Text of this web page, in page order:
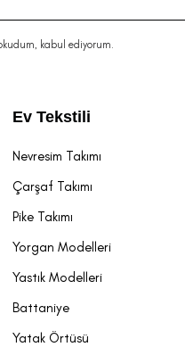
kabul ediyorum.
Ev Tekstili
Nevresim Takımı
Çarşaf Takımı
Pike Takımı
Yorgan Modelleri
Yastık Modelleri
Battaniye
Yatak Örtüsü